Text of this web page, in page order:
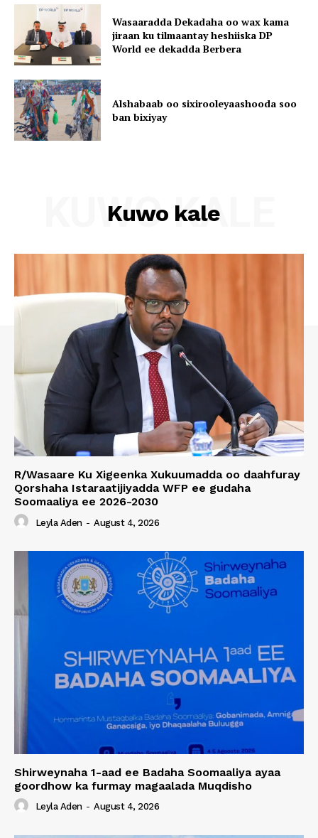
Wasaaradda Dekadaha oo wax kama
jiraan ku tilmaantay heshiiska DP
World ee dekadda Berbera
Alshabaab oo sixirooleyaashooda soo
ban bixiyay
Kuwo kale
KUWO KALE
R/Wasaare Ku Xigeenka Xukuumadda oo daahfuray
Qorshaha Istaraatijiyadda WFP ee gudaha
Soomaaliya ee 2026-2030
Leyla Aden - August 4, 2026
Shirweynaha 1-aad ee Badaha Soomaaliya ayaa
goordhow ka furmay magaalada Muqdisho
Leyla Aden - August 4, 2026